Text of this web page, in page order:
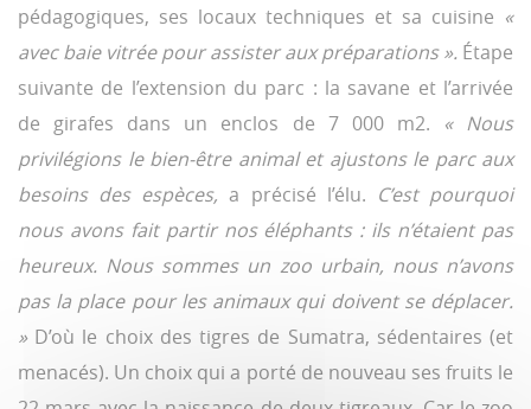
pédagogiques, ses locaux techniques et sa cuisine «
avec baie vitrée pour assister aux préparations ». Étape
suivante de l’extension du parc : la savane et l’arrivée
de girafes dans un enclos de 7 000 m2. « Nous
privilégions le bien-être animal et ajustons le parc aux
besoins des espèces, a précisé l’élu. C’est pourquoi
nous avons fait partir nos éléphants : ils n’étaient pas
heureux. Nous sommes un zoo urbain, nous n’avons
pas la place pour les animaux qui doivent se déplacer.
»D’où le choix des tigres de Sumatra, sédentaires (et
menacés). Un choix qui a porté de nouveau ses fruits le